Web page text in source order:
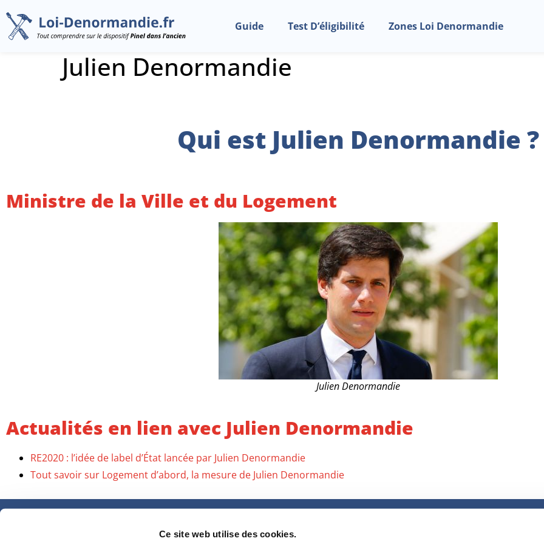
Ce site web utilise des cookies.
Guide Test D’éligibilité Zones Loi Denormandie
Julien Denormandie
Qui est Julien Denormandie ?
Ministre de la Ville et du Logement
Julien Denormandie
Actualités en lien avec Julien Denormandie
RE2020 : l’idée de label d’État lancée par Julien Denormandie
Tout savoir sur Logement d’abord, la mesure de Julien Denormandie